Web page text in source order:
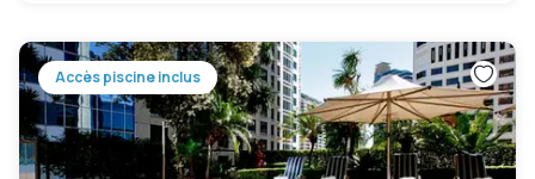
Accès piscine inclus